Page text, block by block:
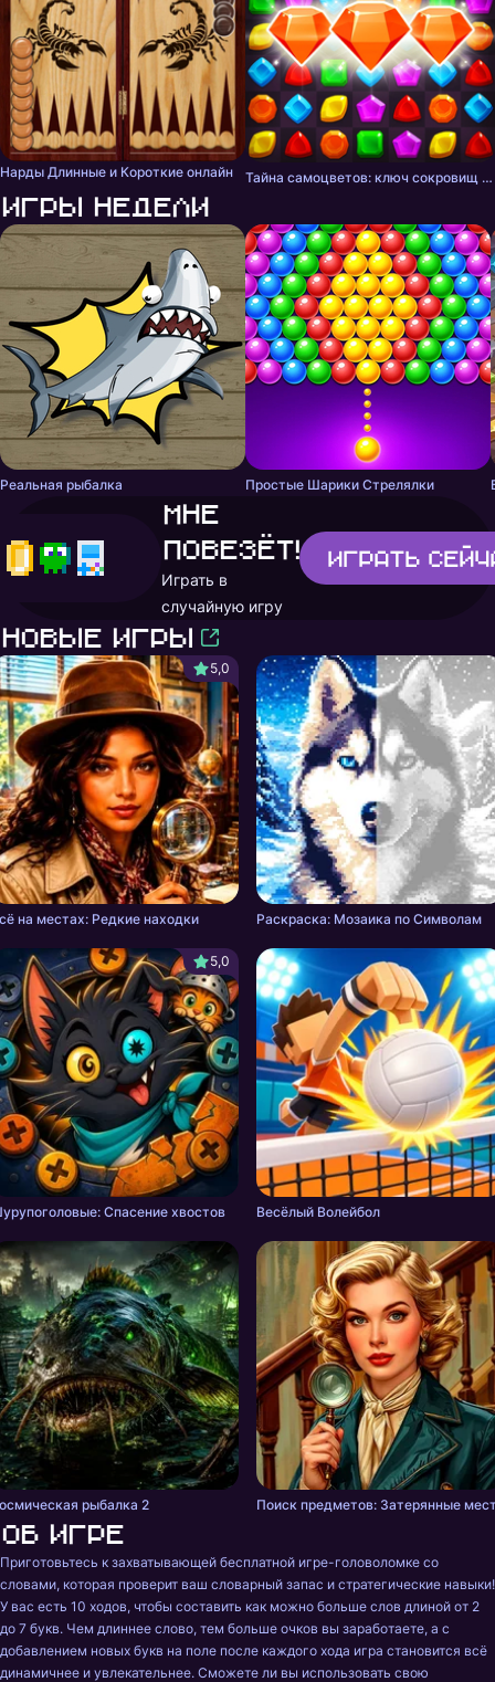
Нарды Длинные и Короткие онлайн Тайна самоцветов: ключ сокровищ - три в ряд
Игры недели
Реальная рыбалка Простые Шарики Стрелялки
Мне
повезёт!
Играть в
случайную игру
Играть
Новые игры
5,0
на местах: Редкие находки Раскраска: Мозаика по Символам
5,0
Спасение хвостов Весёлый Волейбол
рыбалка 2 Поиск предметов: Затерянные
Об игре
Приготовьтесь к захватывающей бесплатной игре-головоломке со
словами, которая проверит ваш словарный запас и стратегические навыки!
У вас есть 10 ходов, чтобы составить как можно больше слов длиной от 2
до 7 букв. Чем длиннее слово, тем больше очков вы заработаете, а с
добавлением новых букв на поле после каждого хода игра становится всё
динамичнее и увлекательнее. Сможете ли вы использовать свою